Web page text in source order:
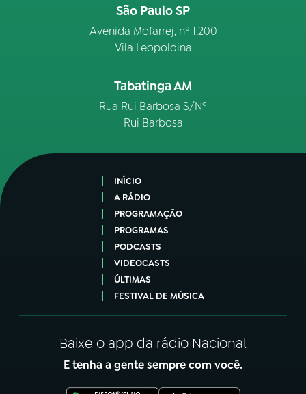
São Paulo SP
Avenida Mofarrej, nº 1.200
Vila Leopoldina
Tabatinga AM
Rua Rui Barbosa S/Nº
Rui Barbosa
INÍCIO
A RÁDIO
PROGRAMAÇÃO
PROGRAMAS
PODCASTS
VIDEOCASTS
ÚLTIMAS
FESTIVAL DE MÚSICA
Baixe o app da rádio Nacional
E tenha a gente sempre com você.